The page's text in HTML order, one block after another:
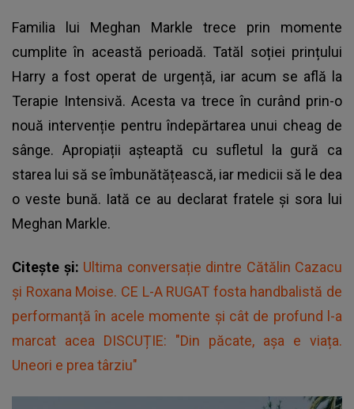
Familia lui Meghan Markle trece prin momente
cumplite în această perioadă. Tatăl soției prințului
Harry a fost operat de urgență, iar acum se află la
Terapie Intensivă. Acesta va trece în curând prin-o
nouă intervenție pentru îndepărtarea unui cheag de
sânge. Apropiații așteaptă cu sufletul la gură ca
starea lui să se îmbunătățească, iar medicii să le dea
o veste bună. Iată ce au declarat fratele și sora lui
Meghan Markle.
Citește și: Ultima conversație dintre Cătălin Cazacu
și Roxana Moise. CE L-A RUGAT fosta handbalistă de
performanță în acele momente și cât de profund l-a
marcat acea DISCUȚIE: "Din păcate, așa e viața.
Uneori e prea târziu"